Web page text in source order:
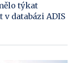
týkat
databázi ADIS